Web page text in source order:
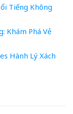
Tiếng Không
Khám Phá Vẻ
Hành Lý Xách